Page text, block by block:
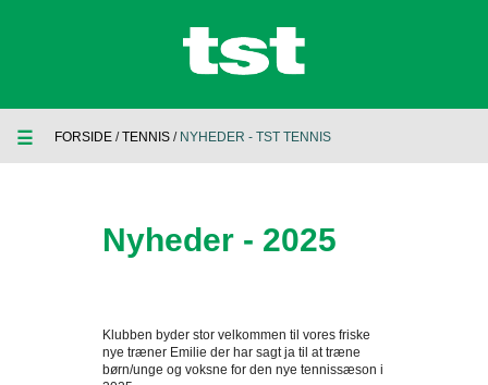
☰ FORSIDE / TENNIS / NYHEDER - TST TENNIS
Nyheder - 2025
Klubben byder stor velkommen til vores friske
nye træner Emilie der har sagt ja til at træne
børn/unge og voksne for den nye tennissæson i